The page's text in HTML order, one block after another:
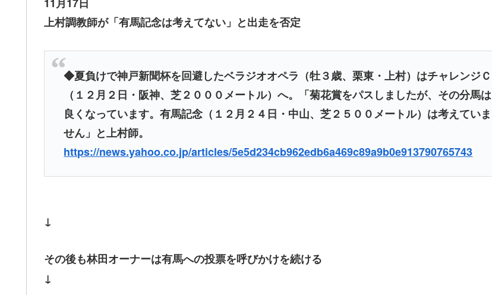
上村調教師が「有馬記念は考えてない」と出走を否定
◆夏負けで神戸新聞杯を回避したベラジオオペラ（牡３歳、栗東・上村）はチャレンジＣ
（１２月２日・阪神、芝２０００メートル）へ。「菊花賞をパスしましたが、その分馬は
良くなっています。有馬記念（１２月２４日・中山、芝２５００メートル）は考えていま
せん」と上村師。
https://news.yahoo.co.jp/articles/5e5d234cb962edb6a469c89a9b0e913790765743
↓
その後も林田オーナーは有馬への投票を呼びかけを続ける
↓